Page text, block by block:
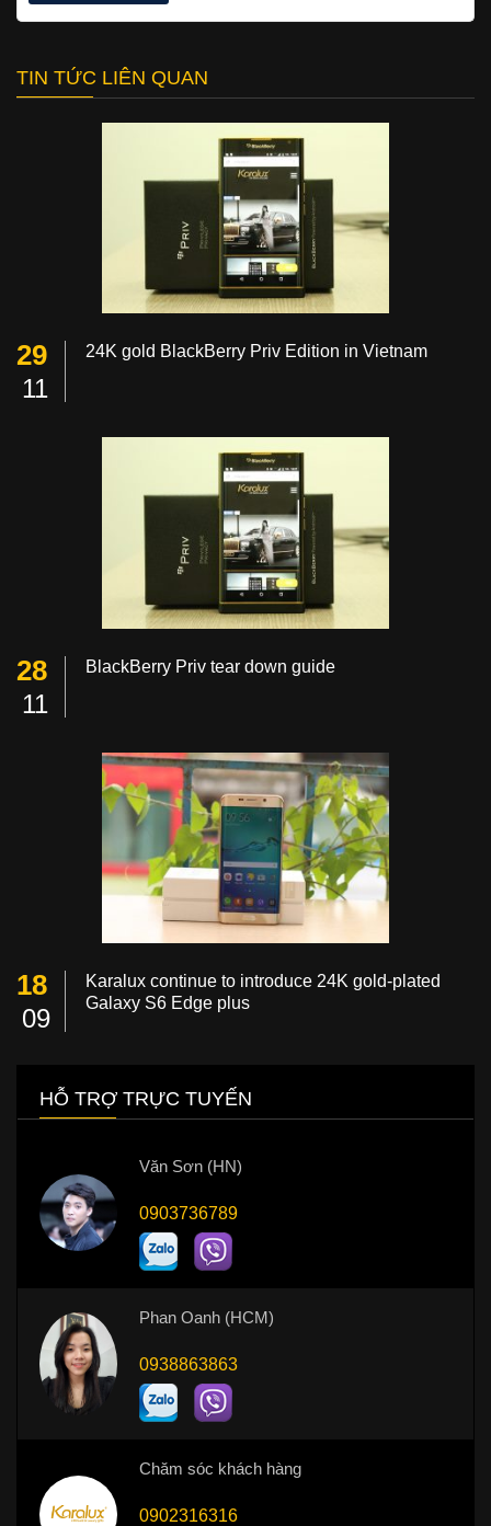
TIN TỨC LIÊN QUAN
29
11
24K gold BlackBerry Priv Edition in Vietnam
28
11
BlackBerry Priv tear down guide
18
09
Karalux continue to introduce 24K gold-plated
Galaxy S6 Edge plus
HỖ TRỢ TRỰC TUYẾN
Văn Sơn (HN)
0903736789
Phan Oanh (HCM)
0938863863
Chăm sóc khách hàng
0902316316